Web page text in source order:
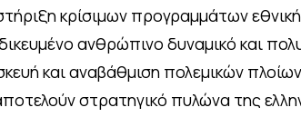
κρίσιμων προγραμμάτων
ανθρώπινο δυναμικό και
και αναβάθμιση πολεμικών
στρατηγικό πυλώνα της